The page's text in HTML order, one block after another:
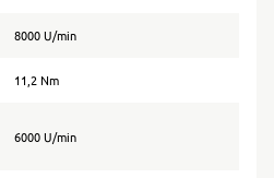
8000 U/min
11,2 Nm
6000 U/min